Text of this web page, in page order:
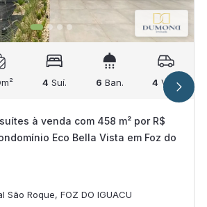
m² 4 Suí. 6 Ban. 4 Vag.
à venda com 458 m² por R$
Eco Bella Vista em Foz do
São Roque, FOZ DO IGUACU